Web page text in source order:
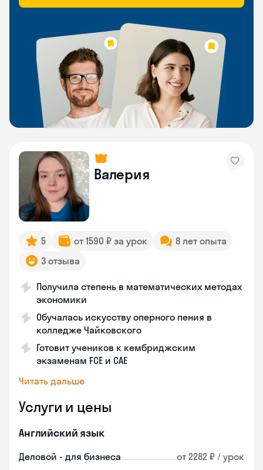
Валерия
5 от 1590 ₽ за урок
8 лет опыта
3 отзыва
Получила степень в математических методах
экономики
Обучалась искусству оперного пения в
колледже Чайковского
Готовит учеников к кембриджским
экзаменам FCE и CAE
Читать дальше
Услуги и цены
Английский язык
Деловой - для бизнеса от 2282 ₽ / урок